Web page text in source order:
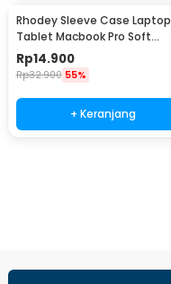
Rhodey Sleeve Case Laptop
Tablet Macbook Pro Soft
Protection Felt 12 Inch - MR24
Rp14.900
Rp32.900 55%
+ Keranjang